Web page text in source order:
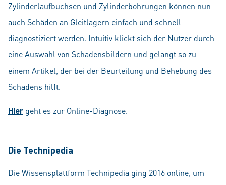
Zylinderlaufbuchsen und Zylinderbohrungen können nun
auch Schäden an Gleitlagern einfach und schnell
diagnostiziert werden. Intuitiv klickt sich der Nutzer durch
eine Auswahl von Schadensbildern und gelangt so zu
einem Artikel, der bei der Beurteilung und Behebung des
Schadens hilft.
Hier geht es zur Online-Diagnose.
Die Technipedia
Die Wissensplattform Technipedia ging 2016 online, um